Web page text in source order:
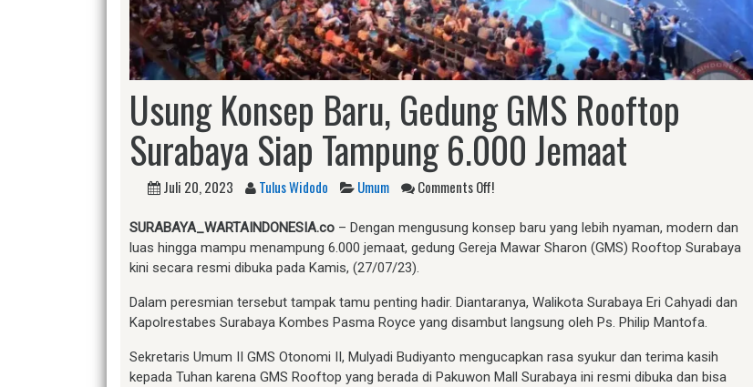
Usung Konsep Baru, Gedung GMS Rooftop
Surabaya Siap Tampung 6.000 Jemaat
Juli 20, 2023 Tulus Widodo Umum Comments Off!
SURABAYA_WARTAINDONESIA.co – Dengan mengusung konsep baru yang lebih nyaman, modern dan
luas hingga mampu menampung 6.000 jemaat, gedung Gereja Mawar Sharon (GMS) Rooftop Surabaya
kini secara resmi dibuka pada Kamis, (27/07/23).
Dalam peresmian tersebut tampak tamu penting hadir. Diantaranya, Walikota Surabaya Eri Cahyadi dan
Kapolrestabes Surabaya Kombes Pasma Royce yang disambut langsung oleh Ps. Philip Mantofa.
Sekretaris Umum II GMS Otonomi II, Mulyadi Budiyanto mengucapkan rasa syukur dan terima kasih
kepada Tuhan karena GMS Rooftop yang berada di Pakuwon Mall Surabaya ini resmi dibuka dan bisa